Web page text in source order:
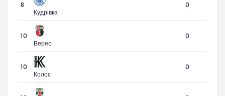
8
Кудрівка
0
10
Верес
0
10
Колос
0